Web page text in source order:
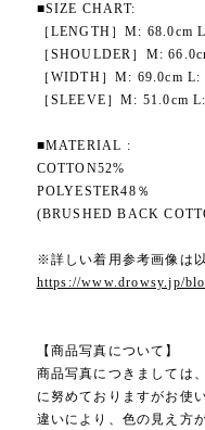
■SIZE CHART:
［LENGTH］M: 68.0cm
［SHOULDER］M:
［WIDTH］M: 69.0cm L:
［SLEEVE］M: 51.0cm
■MATERIAL :
COTTON52%
POLYESTER48％
(BRUSHED BACK
※詳しい着用参考画像は
https://www.drowsy.jp/
【商品写真について】
商品写真につきましては
に努めておりますがお使
違いにより、色の見え方